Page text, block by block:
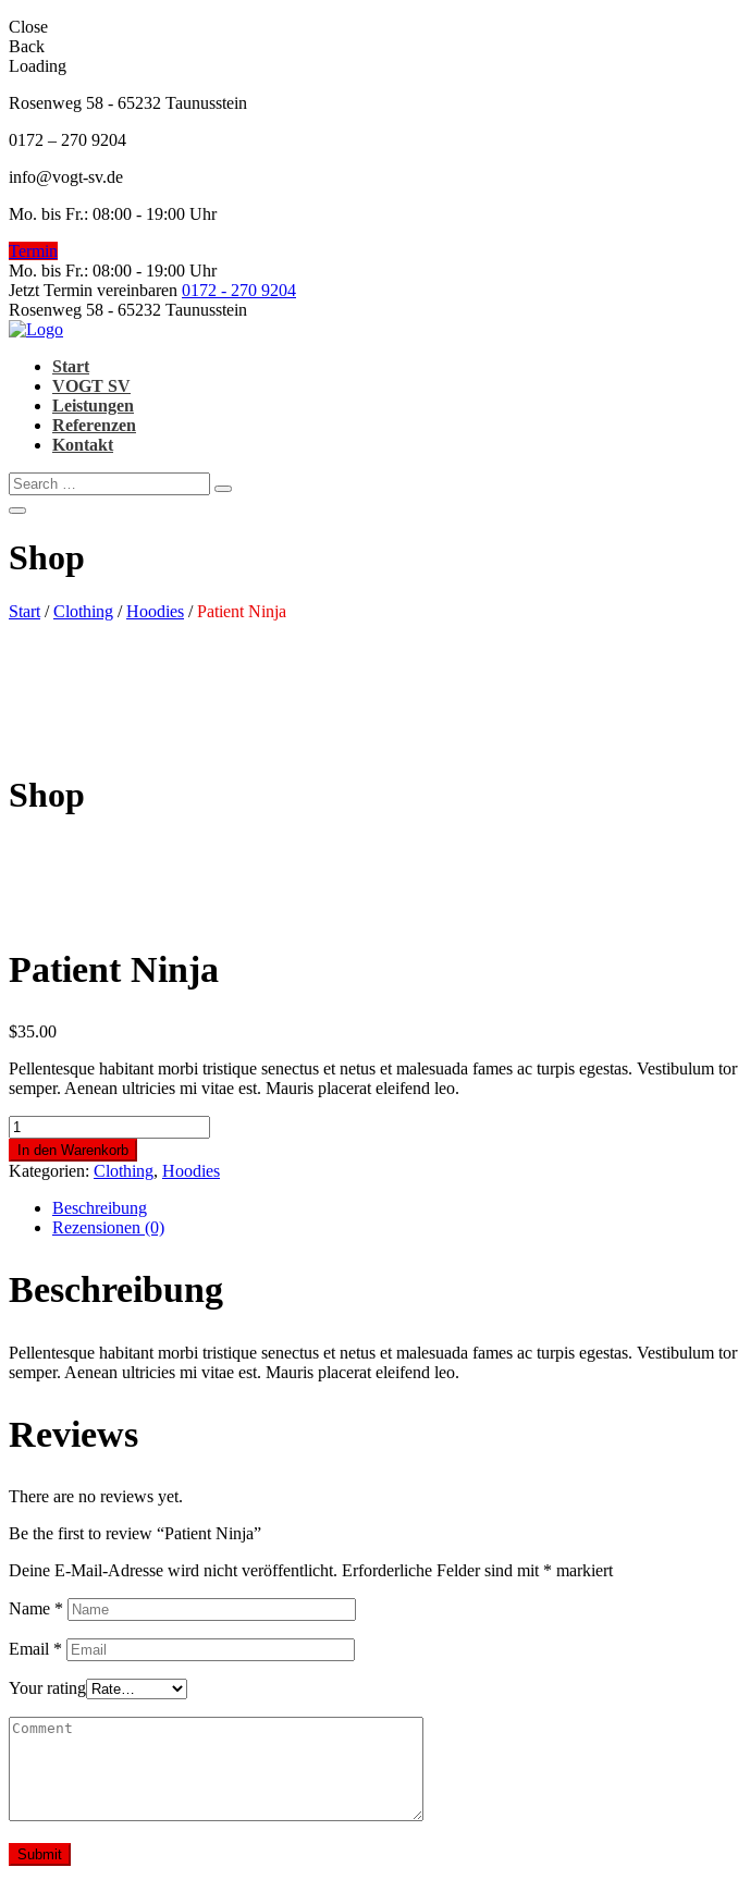
Close
Back
Loading
Rosenweg 58 - 65232 Taunusstein
0172 – 270 9204
info@vogt-sv.de
Mo. bis Fr.: 08:00 - 19:00 Uhr
Termin
Mo. bis Fr.: 08:00 - 19:00 Uhr
Jetzt Termin vereinbaren 0172 - 270 9204
Rosenweg 58 - 65232 Taunusstein
Start
VOGT SV
Leistungen
Referenzen
Kontakt
Shop
Start /Clothing /Hoodies /Patient Ninja
Shop
Patient Ninja
$35.00
Pellentesque habitant morbi tristique senectus et netus et malesuada fames ac turpis egestas.
semper. Aenean ultricies mi vitae est. Mauris placerat eleifend leo.
Patient
Ninja
Menge
In den Warenkorb
Kategorien: Clothing, Hoodies
Beschreibung
Rezensionen (0)
Beschreibung
Pellentesque habitant morbi tristique senectus et netus et malesuada fames ac turpis egestas.
semper. Aenean ultricies mi vitae est. Mauris placerat eleifend leo.
Reviews
There are no reviews yet.
Be the first to review “Patient Ninja”
Deine E-Mail-Adresse wird nicht veröffentlicht. Erforderliche Felder sind mit * markiert
Name *
Email *
Your rating
Submit